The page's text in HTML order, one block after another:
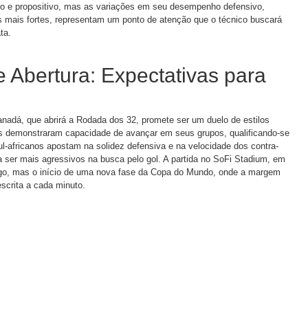
e propositivo, mas as variações em seu desempenho defensivo,
mais fortes, representam um ponto de atenção que o técnico buscará
Abertura: Expectativas para
que abrirá a Rodada dos 32, promete ser um duelo de estilos
capacidade de avançar em seus grupos, qualificando-se
africanos apostam na solidez defensiva e na velocidade dos contra-
mais agressivos na busca pelo gol. A partida no SoFi Stadium, em
mas o início de uma nova fase da Copa do Mundo, onde a margem
a cada minuto.